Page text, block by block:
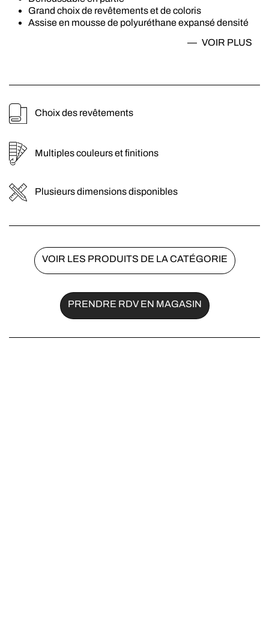
Grand choix de revêtements et de coloris
Assise en mousse de polyuréthane expansé densité
Matelas New Moon épaisseur 13 cm
Pieds en métal vernis 3 coloris au choix
Coussins déco en option
VOIR PLUS
Choix des revêtements
Multiples couleurs et finitions
Plusieurs dimensions disponibles
VOIR LES PRODUITS DE LA CATÉGORIE
PRENDRE RDV EN MAGASIN